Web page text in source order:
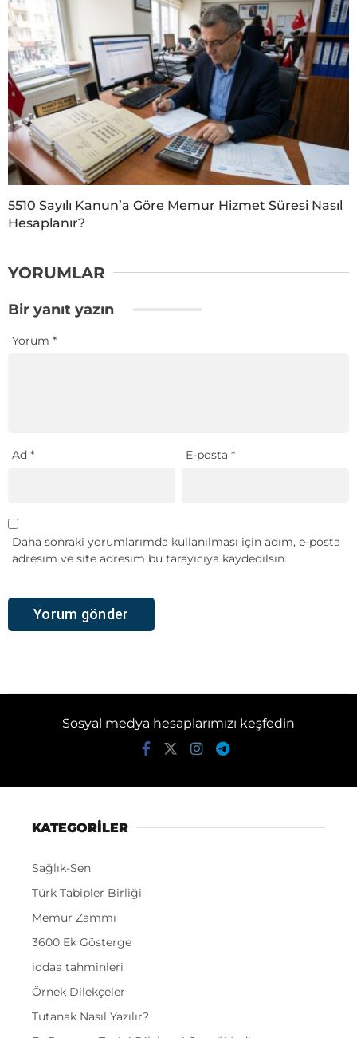
5510 Sayılı Kanun’a Göre Memur Hizmet Süresi Nasıl
Hesaplanır?
YORUMLAR
Bir yanıt yazın
Yorum *
Ad * E-posta*
Daha sonraki yorumlarımda kullanılması için adım, e-posta
adresim ve site adresim bu tarayıcıya kaydedilsin.
Sosyal medya hesaplarımızı keşfedin
KATEGORİLER
Sağlık-Sen
Türk Tabipler Birliği
Memur Zammı
3600 Ek Gösterge
iddaa tahminleri
Örnek Dilekçeler
Tutanak Nasıl Yazılır?